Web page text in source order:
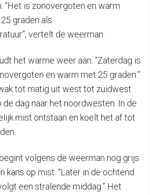
“Het is zonovergoten en warm
graden als
vertelt de weerman.
het warme weer aan. “Zaterdag is
en warm met 25 graden.”
tot matig uit west tot zuidwest
de dag naar het noordwesten. In de
mist ontstaan en koelt het af tot
volgens de weerman nog grijs
kans op mist. “Later in de ochtend
een stralende middag.” Het